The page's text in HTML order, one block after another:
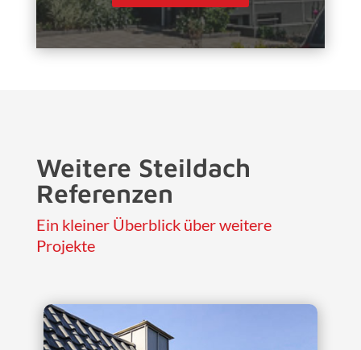
Weitere Steildach
Referenzen
Ein kleiner Überblick über weitere
Projekte